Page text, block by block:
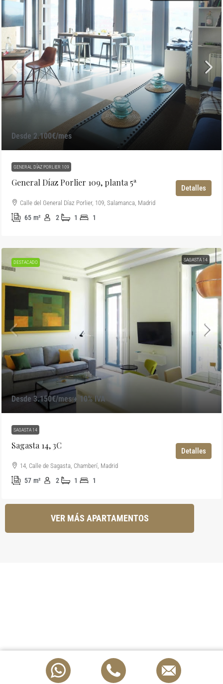
Desde 2.100€/mes
GENERAL DÍAZ PORLIER 109
General Díaz Porlier 109, planta 5ª
Calle del General Díaz Porlier, 109, Salamanca, Madrid
1
1
2
65 m²
Detalles
DESTACADO SAGASTA 14
Desde 3.150€/mes + 10% IVA
SAGASTA 14
Sagasta 14, 3C
14, Calle de Sagasta, Chamberí, Madrid
1
1
2
57 m²
Detalles
VER MÁS APARTAMENTOS
Carmela Merenciano